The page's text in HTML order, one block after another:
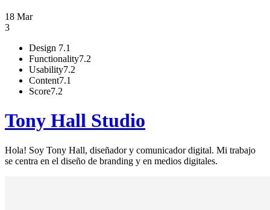
18 Mar
3
Design 7.1
Functionality7.2
Usability7.2
Content7.1
Score7.2
Tony Hall Studio
Hola! Soy Tony Hall, diseñador y comunicador digital. Mi trabajo
se centra en el diseño de branding y en medios digitales.